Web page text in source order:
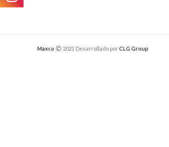
Maxco 2021 Desarrollado porCLG Group